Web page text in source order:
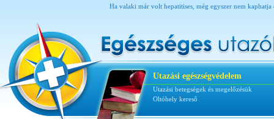
Ha valaki már volt hepatitises, még egyszer nem kaphatja
Utazási egészségvédelem
Utazási betegségek és megelőzésük
Oltóhely kereső